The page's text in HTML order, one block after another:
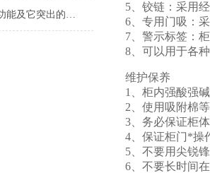
净气型通风柜的功能及它突出的几点长处
5、铰链：采用
6、专用门吸：
7、警示标签：
8、可以用于各
维护保养
1、柜内强酸强
2、使用吸附棉
3、务必保证柜
4、保证柜门*操
5、不要用尖锐
6、不要长时间